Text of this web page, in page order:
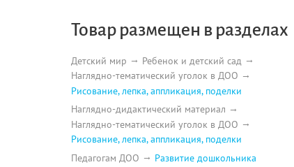
Товар размещен в разделах
Детский мир
Ребенок и детский сад
Наглядно-тематический уголок в ДОО
Рисование, лепка, аппликация, поделки
Наглядно-дидактический материал
Наглядно-тематический уголок в ДОО
Рисование, лепка, аппликация, поделки
Педагогам ДОО
Развитие дошкольника